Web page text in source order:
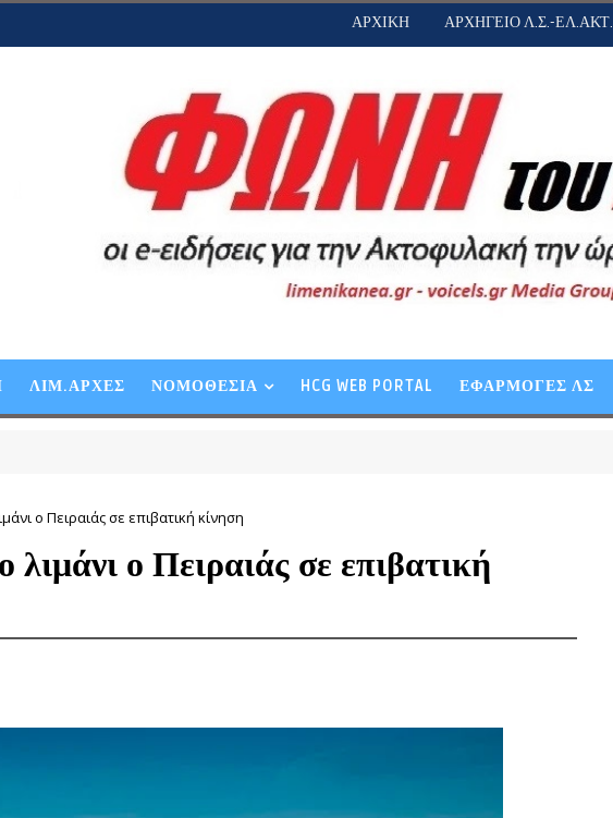
ΑΡΧΙΚΗ ΑΡΧΗΓΕΙΟ Λ.Σ.-ΕΛ.ΑΚΤ.
ΛΙΜ.ΑΡΧΕΣ ΝΟΜΟΘΕΣΙΑ HCG WEB PORTAL ΕΦΑΡΜΟΓΕΣ ΛΣ
ο Πειραιάς σε επιβατική κίνηση
ο Πειραιάς σε επιβατική